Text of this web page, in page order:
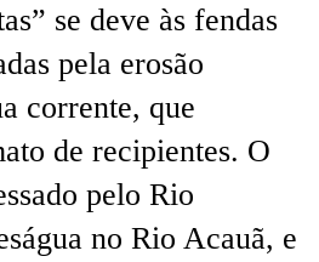
se deve às fendas
pela erosão
corrente, que
de recipientes. O
pelo Rio
no Rio Acauã, e